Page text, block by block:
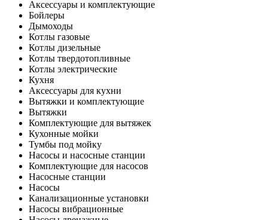
Аксессуары и комплектующие
Бойлеры
Дымоходы
Котлы газовые
Котлы дизельные
Котлы твердотопливные
Котлы электрические
Кухня
Аксессуары для кухни
Вытяжки и комплектующие
Вытяжки
Комплектующие для вытяжек
Кухонные мойки
Тумбы под мойку
Насосы и насосные станции
Комплектующие для насосов
Насосные станции
Насосы
Канализационные установки
Насосы вибрационные